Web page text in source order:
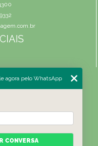
agora pelo WhatsApp
CONVERSA